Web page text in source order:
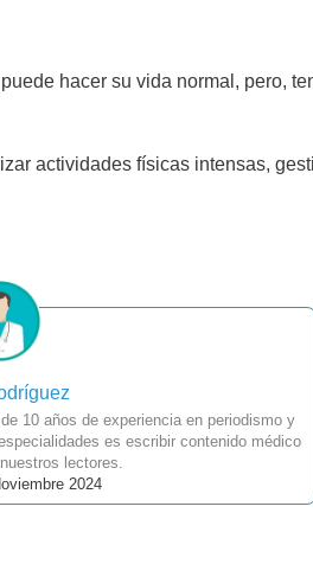
hacer su vida normal, pero,
actividades físicas intensas,
10 años de experiencia en periodismo y
es escribir contenido médico
lectores.
2024